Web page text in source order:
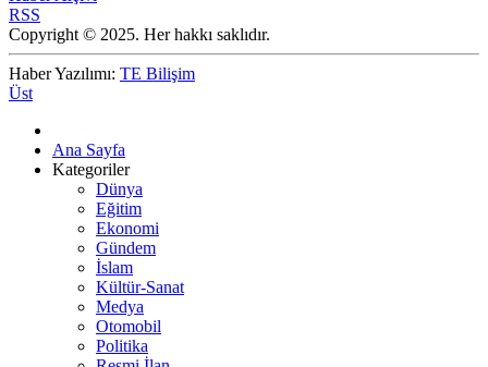
RSS
Copyright © 2025. Her hakkı saklıdır.
Haber Yazılımı: TE Bilişim
Üst
Ana Sayfa
Kategoriler
Dünya
Eğitim
Ekonomi
Gündem
İslam
Kültür-Sanat
Medya
Otomobil
Politika